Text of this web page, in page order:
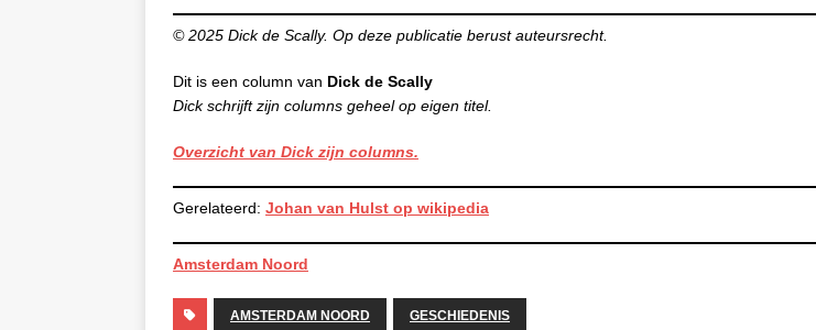
© 2025 Dick de Scally. Op deze publicatie berust auteursrecht.
Dit is een column van Dick de Scally
Dick schrijft zijn columns geheel op eigen titel.
Overzicht van Dick zijn columns.
Gerelateerd: Johan van Hulst op wikipedia
Amsterdam Noord
AMSTERDAM NOORD GESCHIEDENIS